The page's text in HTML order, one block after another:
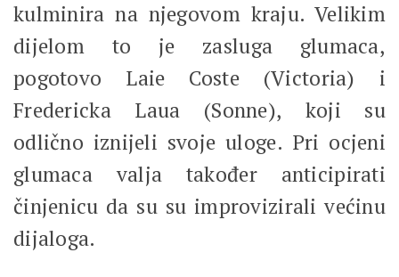
kulminira na njegovom kraju. Velikim
dijelom to je zasluga glumaca,
pogotovo Laie Coste (Victoria) i
Fredericka Laua (Sonne), koji su
odlično iznijeli svoje uloge. Pri ocjeni
glumaca valja također anticipirati
činjenicu da su su improvizirali većinu
dijaloga.